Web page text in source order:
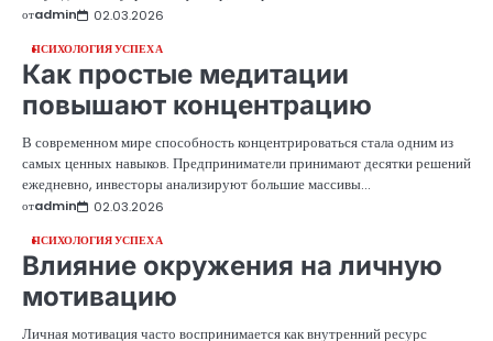
отadmin 02.03.2026
ПСИХОЛОГИЯ УСПЕХА
Как простые медитации
повышают концентрацию
В современном мире способность концентрироваться стала одним из
самых ценных навыков. Предприниматели принимают десятки решений
ежедневно, инвесторы анализируют большие массивы…
отadmin 02.03.2026
ПСИХОЛОГИЯ УСПЕХА
Влияние окружения на личную
мотивацию
Личная мотивация часто воспринимается как внутренний ресурс